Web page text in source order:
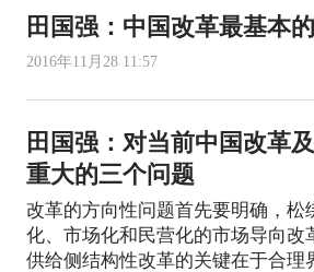
田国强：中国改革最基本
2016年11月28 11:57
田国强：对当前中国改革
重大的三个问题
改革的方向性问题首先要明确，松
化、市场化和民营化的市场导向改
供给侧结构性改革的关键在于合理